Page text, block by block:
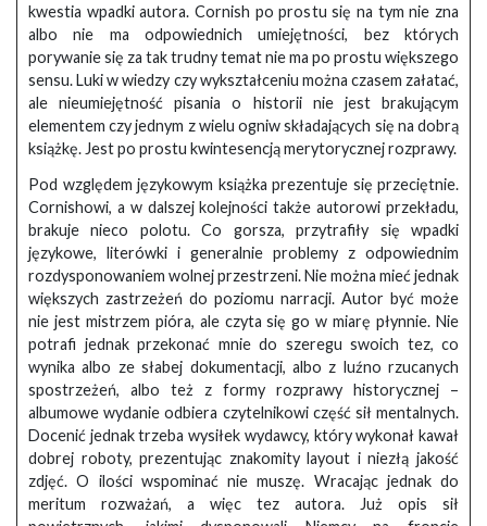
kwestia wpadki autora. Cornish po prostu się na tym nie zna
albo nie ma odpowiednich umiejętności, bez których
porywanie się za tak trudny temat nie ma po prostu większego
sensu. Luki w wiedzy czy wykształceniu można czasem załatać,
ale nieumiejętność pisania o historii nie jest brakującym
elementem czy jednym z wielu ogniw składających się na dobrą
książkę. Jest po prostu kwintesencją merytorycznej rozprawy.
Pod względem językowym książka prezentuje się przeciętnie.
Cornishowi, a w dalszej kolejności także autorowi przekładu,
brakuje nieco polotu. Co gorsza, przytrafiły się wpadki
językowe, literówki i generalnie problemy z odpowiednim
rozdysponowaniem wolnej przestrzeni. Nie można mieć jednak
większych zastrzeżeń do poziomu narracji. Autor być może
nie jest mistrzem pióra, ale czyta się go w miarę płynnie. Nie
potrafi jednak przekonać mnie do szeregu swoich tez, co
wynika albo ze słabej dokumentacji, albo z luźno rzucanych
spostrzeżeń, albo też z formy rozprawy historycznej –
albumowe wydanie odbiera czytelnikowi część sił mentalnych.
Docenić jednak trzeba wysiłek wydawcy, który wykonał kawał
dobrej roboty, prezentując znakomity layout i niezłą jakość
zdjęć. O ilości wspominać nie muszę. Wracając jednak do
meritum rozważań, a więc tez autora. Już opis sił